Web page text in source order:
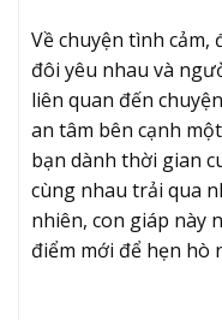
Về chuyện tình cảm,
đôi yêu nhau và
liên quan đến
an tâm bên cạnh
bạn dành thời gian
cùng nhau trải qua
nhiên, con giáp này
điểm mới để hẹn hò